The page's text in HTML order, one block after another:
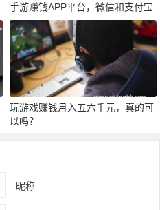
手游赚钱APP平台，微信和支付宝
提现
玩游戏赚钱月入五六千元，真的可
以吗？
昵称